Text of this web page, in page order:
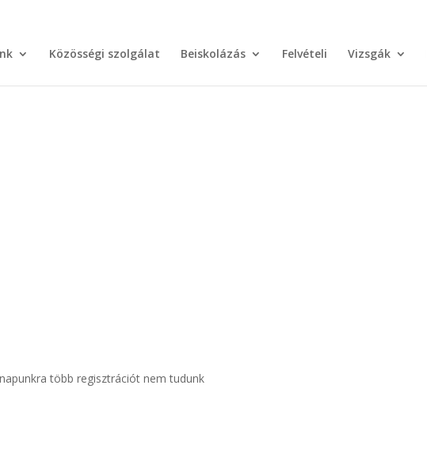
Közösségi szolgálat Beiskolázás Felvételi Vizsgák
több regisztrációt nem tudunk